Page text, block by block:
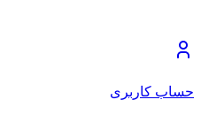
حساب کاربری